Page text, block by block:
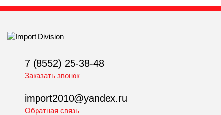
7 (8552) 25-38-48
Заказать звонок
import2010@yandex.ru
Обратная связь